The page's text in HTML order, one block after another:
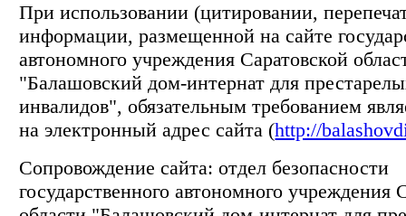
При использовании (цитировании,
информации, размещенной на сайте
автономного учреждения Саратовской
"Балашовский дом-интернат для
инвалидов", обязательным требованием
на электронный адрес сайта (http://
Сопровождение сайта: отдел безопасности
государственного автономного учреждения